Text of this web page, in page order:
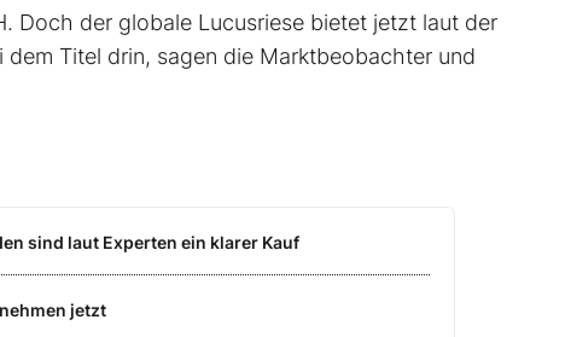
Doch der globale Lucusriese bietet jetzt laut der
Titel drin, sagen die Marktbeobachter und
sind laut Experten ein klarer Kauf
jetzt